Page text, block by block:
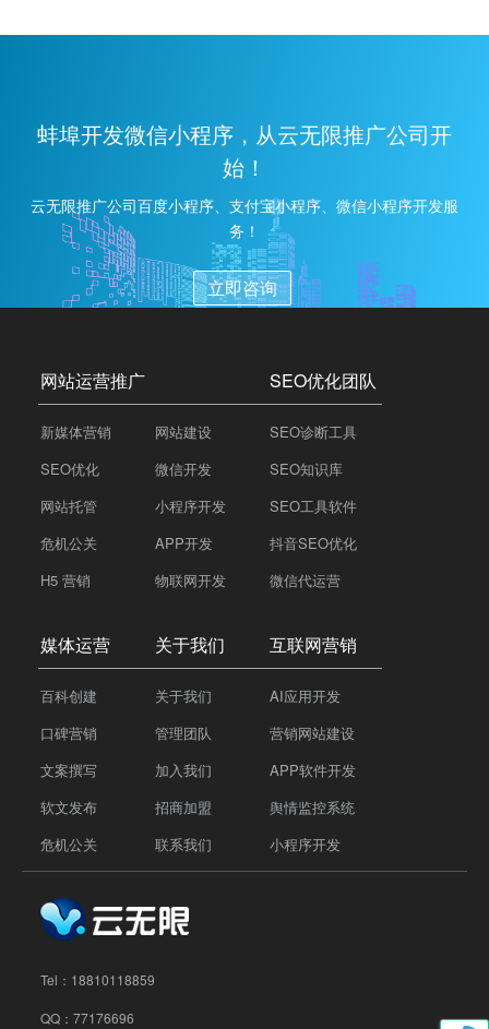
蚌埠开发微信小程序，从云无限推广公司开
始！
云无限推广公司百度小程序、支付宝小程序、微信小程序开发服
务！
立即咨询
网站运营推广
新媒体营销
SEO优化
网站托管
危机公关
H5 营销
网站建设
微信开发
小程序开发
APP开发
物联网开发
SEO优化团队
SEO诊断工具
SEO知识库
SEO工具软件
抖音SEO优化
微信代运营
媒体运营
百科创建
口碑营销
文案撰写
软文发布
危机公关
关于我们
关于我们
管理团队
加入我们
招商加盟
联系我们
互联网营销
AI应用开发
营销网站建设
APP软件开发
舆情监控系统
小程序开发
Tel： 18810118859
QQ：77176696